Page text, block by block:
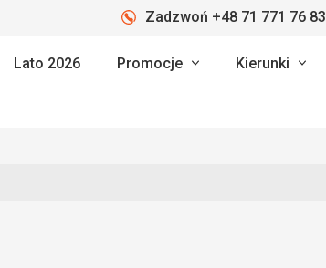
Zadzwoń +48 71 771 76 83
Lato 2026 Promocje Kierunki